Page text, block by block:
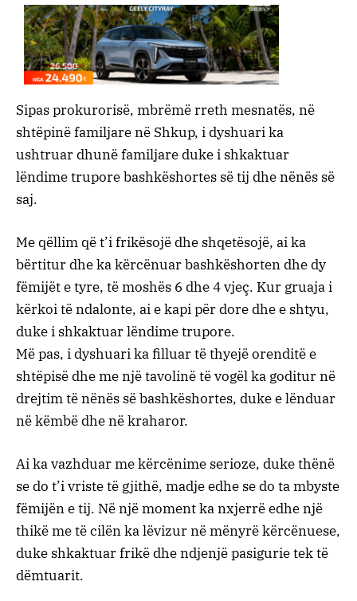
Sipas prokurorisë, mbrëmë rreth mesnatës, në
shtëpinë familjare në Shkup, i dyshuari ka
ushtruar dhunë familjare duke i shkaktuar
lëndime trupore bashkëshortes së tij dhe nënës së
saj.
Me qëllim që t’i frikësojë dhe shqetësojë, ai ka
bërtitur dhe ka kërcënuar bashkëshorten dhe dy
fëmijët e tyre, të moshës 6 dhe 4 vjeç. Kur gruaja i
kërkoi të ndalonte, ai e kapi për dore dhe e shtyu,
duke i shkaktuar lëndime trupore.
Më pas, i dyshuari ka filluar të thyejë orenditë e
shtëpisë dhe me një tavolinë të vogël ka goditur në
drejtim të nënës së bashkëshortes, duke e lënduar
në këmbë dhe në kraharor.
Ai ka vazhduar me kërcënime serioze, duke thënë
se do t’i vriste të gjithë, madje edhe se do ta mbyste
fëmijën e tij. Në një moment ka nxjerrë edhe një
thikë me të cilën ka lëvizur në mënyrë kërcënuese,
duke shkaktuar frikë dhe ndjenjë pasigurie tek të
dëmtuarit.